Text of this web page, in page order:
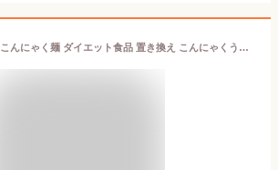
【14%OFF】 こんにゃく麺 ダイエット食品 置き換え こんにゃくうどん こんにゃくパーク 糖質0 うどん風平麺タイプ 糖質ゼロ麺 糖質0麺 カロリーオフ麺 低カロリー 蒟蒻 こんにゃく うどん 麺 群馬県産 ダイエット ファスティング ヨコオデイリーフーズ (180g*4食入)